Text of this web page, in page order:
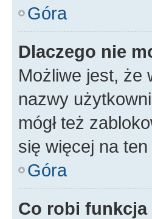
Góra
Dlaczego nie
Możliwe jest, że
nazwy
mógł też
się więcej na ten
Góra
Co robi funkcja